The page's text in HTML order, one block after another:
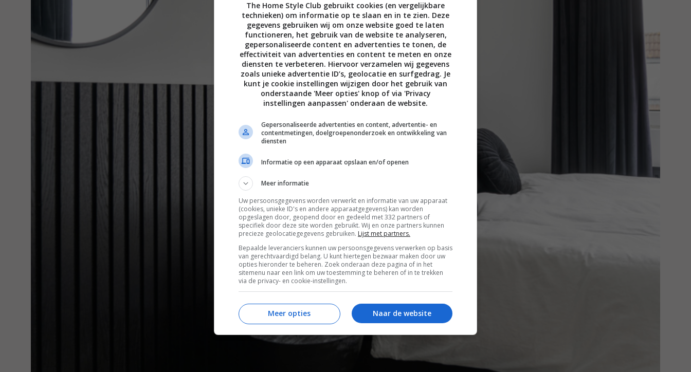
The Home Style Club gebruikt cookies (en vergelijkbare
technieken) om informatie op te slaan en in te zien. Deze
gegevens gebruiken wij om onze website goed te laten
functioneren, het gebruik van de website te analyseren,
gepersonaliseerde content en advertenties te tonen, de
effectiviteit van advertenties en content te meten en onze
diensten te verbeteren. Hiervoor verzamelen wij gegevens
zoals unieke advertentie ID’s, geolocatie en surfgedrag. Je
kunt je cookie instellingen wijzigen door het gebruik van
onderstaande 'Meer opties' knop of via 'Privacy
instellingen aanpassen' onderaan de website.
Gepersonaliseerde advertenties en content, advertentie- en
contentmetingen, doelgroepenonderzoek en ontwikkeling van
diensten
Informatie op een apparaat opslaan en/of openen
Meer informatie
Uw persoonsgegevens worden verwerkt en informatie van uw apparaat
(cookies, unieke ID's en andere apparaatgegevens) kan worden
opgeslagen door, geopend door en gedeeld met 332 partners of
specifiek door deze site worden gebruikt. Wij en onze partners kunnen
precieze geolocatiegegevens gebruiken. Lijst met partners.
Bepaalde leveranciers kunnen uw persoonsgegevens verwerken op basis
van gerechtvaardigd belang. U kunt hiertegen bezwaar maken door uw
opties hieronder te beheren. Zoek onderaan deze pagina of in het
sitemenu naar een link om uw toestemming te beheren of in te trekken
via de privacy- en cookie-instellingen.
Naar de website
Meer opties